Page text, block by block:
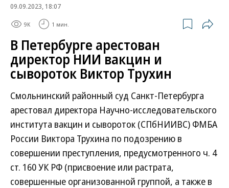
09.09.2023, 18:07
9K 1 мин.
В Петербурге арестован
директор НИИ вакцин и
сывороток Виктор Трухин
Смольнинский районный суд Санкт-Петербурга
арестовал директора Научно-исследовательского
института вакцин и сывороток (СПбНИИВС) ФМБА
России Виктора Трухина по подозрению в
совершении преступления, предусмотренного ч. 4
ст. 160 УК РФ (присвоение или растрата,
совершенные организованной группой, а также в